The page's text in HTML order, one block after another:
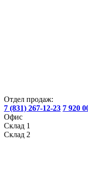
Отдел продаж:
7 (831) 267-12-23 7 920
Офис
Склад 1
Склад 2